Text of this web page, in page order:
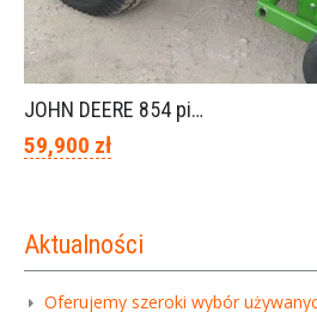
JOHN DEERE 854 piękny stan
59,900 zł
Aktualności
Oferujemy szeroki wybór